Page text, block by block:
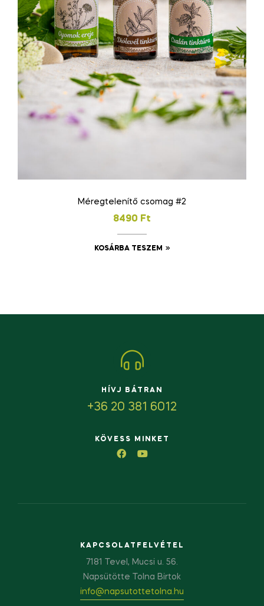
Méregtelenítő csomag #2
8490 Ft
KOSÁRBA TESZEM
HÍVJ BÁTRAN
+36 20 381 6012
KÖVESS MINKET
KAPCSOLATFELVÉTEL
7181 Tevel, Mucsi u. 56.
Napsütötte Tolna Birtok
info@napsutottetolna.hu